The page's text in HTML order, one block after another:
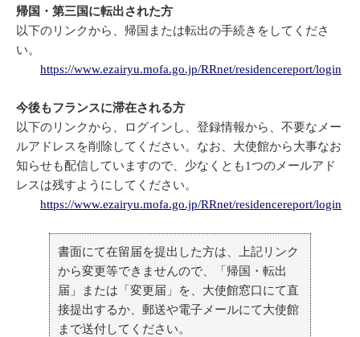
帰国・第三国に転出された方
以下のリンクから、帰国または転出の手続きをしてくださ
い。
https://www.ezairyu.mofa.go.jp/RRnet/residencereport/login
今後もフランスに滞在される方
以下のリンクから、ログインし、登録情報から、不要なメー
ルアドレスを削除してください。なお、大使館から大事なお
知らせも配信していますので、少なくとも1つのメールアド
レスは残すようにしてください。
https://www.ezairyu.mofa.go.jp/RRnet/residencereport/login
書面にて在留届を提出した方は、上記リンク
から変更等できませんので、「帰国・転出
届」または「変更届」を、大使館窓口にて直
接提出するか、郵送や電子メールにて大使館
まで送付してください。